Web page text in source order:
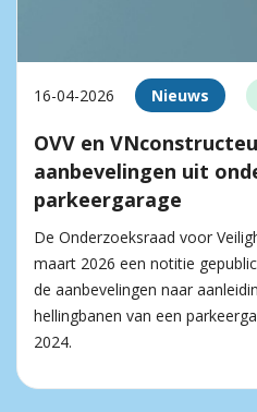
16-04-2026 Nieuws
OVV en
aanbevelingen uit
parkeergarage
De Onderzoeksraad voor
maart 2026 een notitie
de aanbevelingen naar
hellingbanen van een
2024.